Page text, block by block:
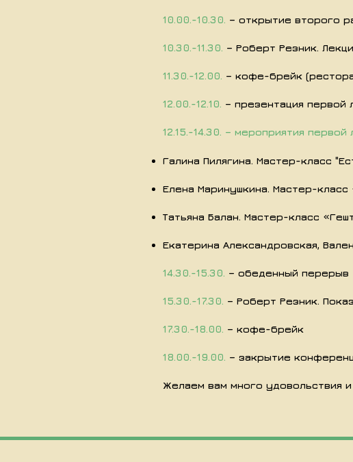
10.00.-10.30. – открытие второго
10.30.-11.30. – Роберт Резник.
11.30.-12.00. – кофе-брейк
12.00.-12.10. – презентация первой
12.15.-14.30. – мероприятия первой
Галина Пилягина. Мастер-класс
Елена Маринушкина. Мастер-
Татьяна Балан. Мастер-класс
Екатерина Александровская,
14.30.-15.30. – обеденный перерыв
15.30.-17.30. – Роберт Резник.
17.30.-18.00. – кофе-брейк
18.00.-19.00. – закрытие
Желаем вам много удовольствия